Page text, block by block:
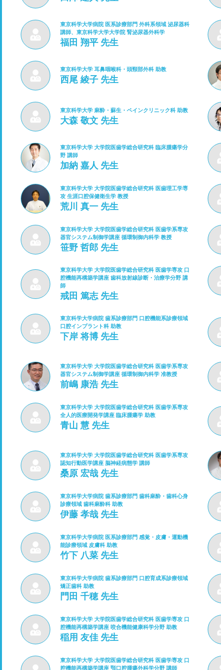
東京科学大学病院 医系診療部門 外科系領域 泌尿器科
講師、東京科学大学大学院 腎泌尿器外科学
福田 翔平 先生
東京科学大学 耳鼻咽喉科・頭頸部外科 助教
西尾 綾子 先生
東京科学大学 麻酔・蘇生・ペインクリニック科 助教
大森 敬文 先生
東京科学大学 大学院医歯学総合研究科 臨床腫瘍学分
野 講師
加納 嘉人 先生
東京科学大学 大学院医歯学総合研究科 医歯理工学専
攻 生涯口腔保健衛生学 教授
荒川 真一 先生
東京科学大学 大学院医歯学総合研究科 医歯学系専攻
器官システム制御学講座 循環制御内科学 教授
笹野 哲郎 先生
東京科学大学 大学院医歯学総合研究科 医歯学専攻 口
腔機能再構築学講座 歯科放射線診断・治療学分野 講
師
戒田 篤志 先生
東京科学大学病院 歯系診療部門 口腔機能系診療領域
口腔インプラント科 助教
下岸 将博 先生
東京科学大学 大学院医歯学総合研究科 医歯学系専攻
器官システム制御学講座 循環制御内科学 准教授
前嶋 康浩 先生
東京科学大学 大学院医歯学総合研究科 医歯学系専攻
全人的医療開発学講座 臨床腫瘍学 助教
青山 慧 先生
東京科学大学 大学院医歯学総合研究科 医歯学系専攻
認知行動医学講座 脳神経病態学 講師
桑原 宏哉 先生
東京科学大学病院 歯系診療部門 歯科麻酔・歯科心身
診療領域 歯科麻酔科 助教
伊藤 孝哉 先生
東京科学大学病院 医系診療部門 感覚・皮膚・運動機
能診療領域 皮膚科 助教
竹下 八菜 先生
東京科学大学病院 歯系診療部門 口腔育成系診療領域
矯正歯科 助教
門田 千穂 先生
東京科学大学 大学院医歯学総合研究科 医歯学専攻 口
腔機能再構築学講座 咬合機能健康科学分野 助教
稲用 友佳 先生
東京科学大学 大学院医歯学総合研究科 医歯学専攻 口
腔機能再構築学講座 顎口腔腫瘍外科学分野 講師